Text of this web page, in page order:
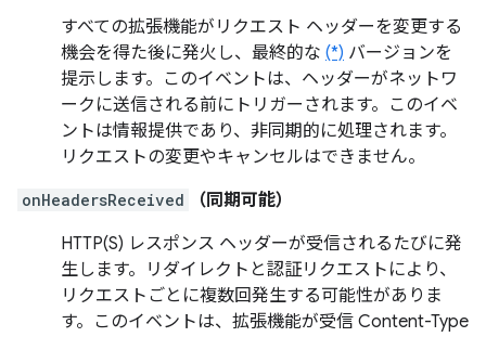
すべての拡張機能がリクエスト ヘッダーを変更する
機会を得た後に発火し、最終的な (*) バージョンを
提示します。このイベントは、ヘッダーがネットワ
ークに送信される前にトリガーされます。このイベ
ントは情報提供であり、非同期的に処理されます。
リクエストの変更やキャンセルはできません。
onHeadersReceived
（同期可能）
HTTP(S) レスポンス ヘッダーが受信されるたびに発
生します。リダイレクトと認証リクエストにより、
リクエストごとに複数回発生する可能性がありま
す。このイベントは、拡張機能が受信 Content-Type